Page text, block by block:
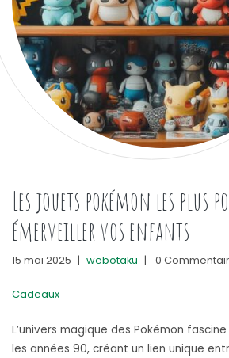
Les jouets pokémon les plus
émerveiller vos enfants
15 mai 2025 | webotaku | 0
Cadeaux
L’univers magique des Pokémon
les années 90, créant un lien unique